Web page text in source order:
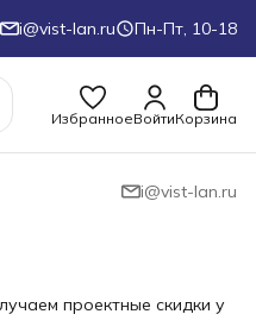
i@vist-lan.ru Пн-Пт, 10-18
ИзбранноеВойтиКорзина
i@vist-lan.ru
проектные скидки у